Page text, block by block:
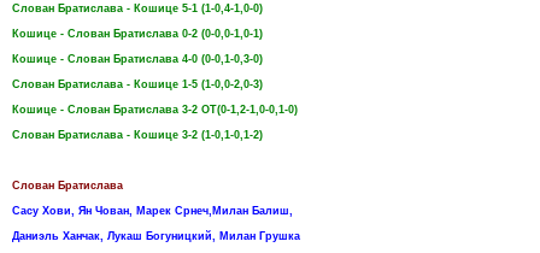
Слован Братислава - Кошице 5-1 (1-0,4-1,0-0)
Кошице - Слован Братислава 0-2 (0-0,0-1,0-1)
Кошице - Слован Братислава 4-0 (0-0,1-0,3-0)
Слован Братислава - Кошице 1-5 (1-0,0-2,0-3)
Кошице - Слован Братислава 3-2 ОТ(0-1,2-1,0-0,1-0)
Слован Братислава - Кошице 3-2 (1-0,1-0,1-2)
Слован Братислава
Сасу Хови, Ян Чован, Марек Срнеч,Милан Балиш,
Даниэль Ханчак, Лукаш Богуницкий, Милан Грушка